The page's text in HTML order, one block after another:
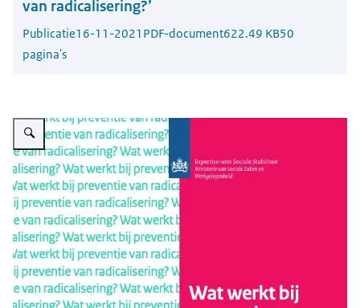
van radicalisering?’
Publicatie16-11-2021 PDF-document622.49 KB50
pagina's
Vergroot afbeelding Wat werkt bij prev radicalisering